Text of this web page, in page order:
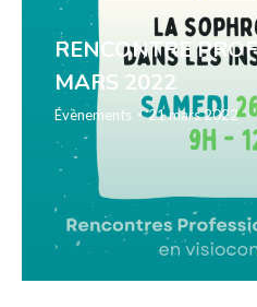
RENCONTRE
MARS 2022
Évènements 21 mars 2022